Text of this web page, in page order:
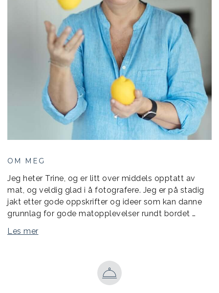
OM MEG
Jeg heter Trine, og er litt over middels opptatt av
mat, og veldig glad i å fotografere. Jeg er på stadig
jakt etter gode oppskrifter og ideer som kan danne
grunnlag for gode matopplevelser rundt bordet …
Les mer